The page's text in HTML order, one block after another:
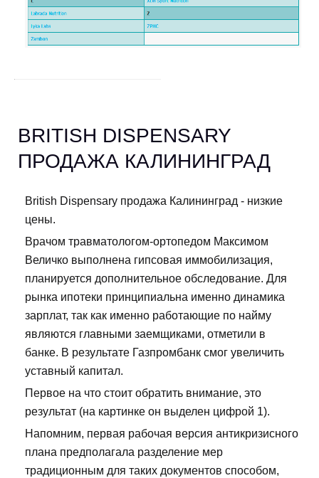
BRITISH DISPENSARY
ПРОДАЖА КАЛИНИНГРАД
British Dispensary продажа Калининград - низкие
цены.
Врачом травматологом-ортопедом Максимом
Величко выполнена гипсовая иммобилизация,
планируется дополнительное обследование. Для
рынка ипотеки принципиальна именно динамика
зарплат, так как именно работающие по найму
являются главными заемщиками, отметили в
банке. В результате Газпромбанк смог увеличить
уставный капитал.
Первое на что стоит обратить внимание, это
результат (на картинке он выделен цифрой 1).
Напомним, первая рабочая версия антикризисного
плана предполагала разделение мер
традиционным для таких документов способом,